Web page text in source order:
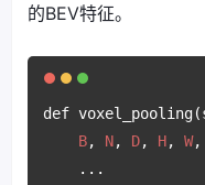
的BEV特征。
def
B, N, D, H, W,
    ...